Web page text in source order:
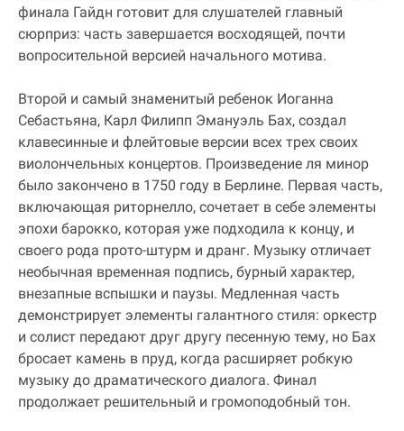
финала Гайдн готовит для слушателей главный
сюрприз: часть завершается восходящей, почти
вопросительной версией начального мотива.
Второй и самый знаменитый ребенок Иоганна
Себастьяна, Карл Филипп Эмануэль Бах, создал
клавесинные и флейтовые версии всех трех своих
виолончельных концертов. Произведение ля минор
было закончено в 1750 году в Берлине. Первая часть,
включающая риторнелло, сочетает в себе элементы
эпохи барокко, которая уже подходила к концу, и
своего рода прото-штурм и дранг. Музыку отличает
необычная временная подпись, бурный характер,
внезапные вспышки и паузы. Медленная часть
демонстрирует элементы галантного стиля: оркестр
и солист передают друг другу песенную тему, но Бах
бросает камень в пруд, когда расширяет робкую
музыку до драматического диалога. Финал
продолжает решительный и громоподобный тон.